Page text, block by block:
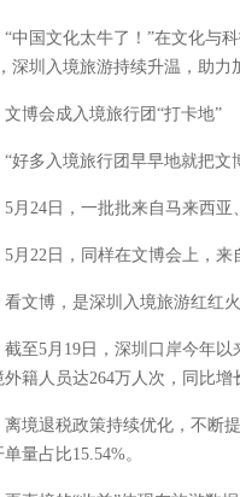
国文化太牛了！”在文化与科
深圳入境旅游持续升温，助力
会成入境旅行团“打卡地”
多入境旅行团早早地就把文博
24日，一批批来自马来西亚
22日，同样在文博会上，来自
博，是深圳入境旅游红红火
5月19日，深圳口岸今年以来
外籍人员达264万人次，同比增
退税政策持续优化，不断提
量占比15.54%。